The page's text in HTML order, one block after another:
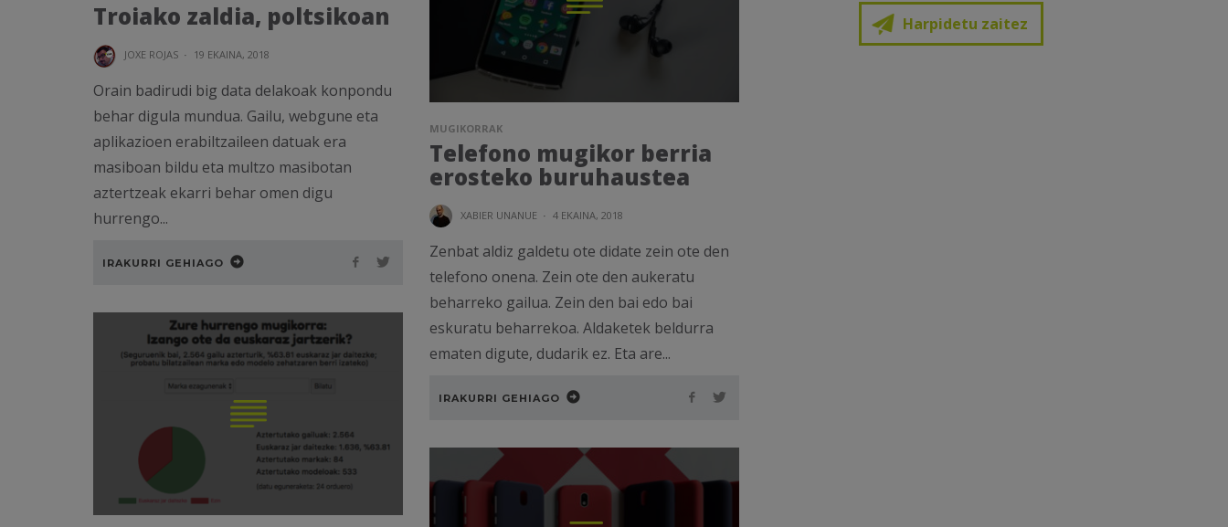
Troiako zaldia, poltsikoan
JOXE ROJAS · 19 EKAINA, 2018
Orain badirudi big data delakoak konpondu
behar digula mundua. Gailu, webgune eta
aplikazioen erabiltzaileen datuak era
masiboan bildu eta multzo masibotan
aztertzeak ekarri behar omen digu
hurrengo...
IRAKURRI GEHIAGO
MUGIKORRAK
Telefono mugikor berria
erosteko buruhaustea
XABIER UNANUE · 4 EKAINA, 2018
Zenbat aldiz galdetu ote didate zein ote den
telefono onena. Zein ote den aukeratu
beharreko gailua. Zein den bai edo bai
eskuratu beharrekoa. Aldaketek beldurra
ematen digute, dudarik ez. Eta are...
IRAKURRI GEHIAGO
Harpidetu zaitez